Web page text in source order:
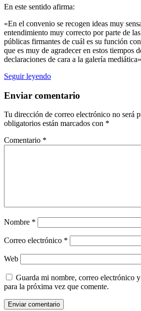
En este sentido afirma:
«En el convenio se recogen ideas muy
entendimiento muy correcto por parte de
públicas firmantes de cuál es su función
que es muy de agradecer en estos tiempos
declaraciones de cara a la galería
Seguir leyendo
Enviar comentario
Tu dirección de correo electrónico no será
obligatorios están marcados con *
Comentario *
Nombre *
Correo electrónico *
Web
Guarda mi nombre, correo electrónico
para la próxima vez que comente.